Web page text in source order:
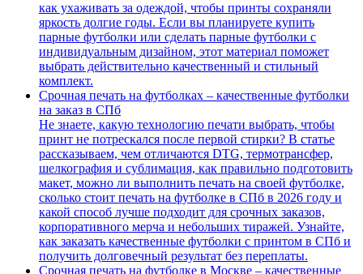
как ухаживать за одеждой, чтобы принты сохраняли
яркость долгие годы. Если вы планируете купить
парные футболки или сделать парные футболки с
индивидуальным дизайном, этот материал поможет
выбрать действительно качественный и стильный
комплект.
Срочная печать на футболках – качественные футболки
на заказ в СПб
Не знаете, какую технологию печати выбрать, чтобы
принт не потрескался после первой стирки? В статье
рассказываем, чем отличаются DTG, термотрансфер,
шелкография и сублимация, как правильно подготовить
макет, можно ли выполнить печать на своей футболке,
сколько стоит печать на футболке в СПб в 2026 году и
какой способ лучше подходит для срочных заказов,
корпоративного мерча и небольших тиражей. Узнайте,
как заказать качественные футболки с принтом в СПб и
получить долговечный результат без переплаты.
Срочная печать на футболке в Москве – качественные